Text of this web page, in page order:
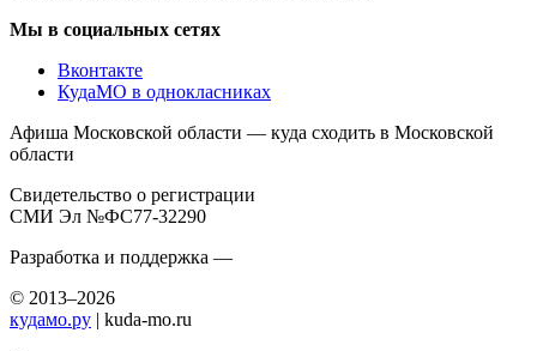
Мы в социальных сетях
Вконтакте
КудаМО в однокласниках
Афиша Московской области — куда сходить в Московской
области
Свидетельство о регистрации
СМИ Эл №ФС77-32290
Разработка и поддержка —
© 2013–2026
кудамо.ру | kuda-mo.ru